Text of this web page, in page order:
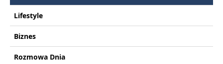
Lifestyle
Biznes
Rozmowa Dnia